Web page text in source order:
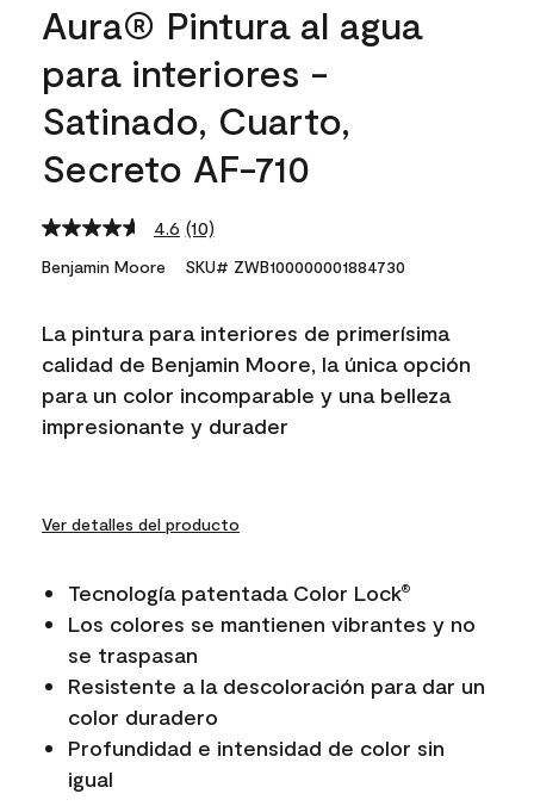
Aura® Pintura al agua
para interiores -
Satinado, Cuarto,
Secreto AF-710
4.6 Read
10
Reviews.
link.
(10)
Benjamin Moore SKU# ZWB100000001884730
La pintura para interiores de primerísima
calidad de Benjamin Moore, la única opción
para un color incomparable y una belleza
impresionante y durader
Ver detalles del producto
Tecnología patentada Color Lock®
Los colores se mantienen vibrantes y no
se traspasan
Resistente a la descoloración para dar un
color duradero
Profundidad e intensidad de color sin
igual